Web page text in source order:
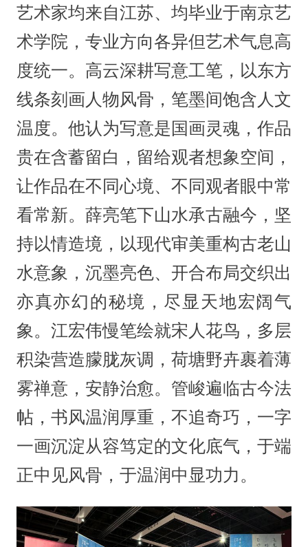
艺术家均来自江苏、均毕业于南京艺
术学院，专业方向各异但艺术气息高
度统一。高云深耕写意工笔，以东方
线条刻画人物风骨，笔墨间饱含人文
温度。他认为写意是国画灵魂，作品
贵在含蓄留白，留给观者想象空间，
让作品在不同心境、不同观者眼中常
看常新。薛亮笔下山水承古融今，坚
持以情造境，以现代审美重构古老山
水意象，沉墨亮色、开合布局交织出
亦真亦幻的秘境，尽显天地宏阔气
象。江宏伟慢笔绘就宋人花鸟，多层
积染营造朦胧灰调，荷塘野卉裹着薄
雾禅意，安静治愈。管峻遍临古今法
帖，书风温润厚重，不追奇巧，一字
一画沉淀从容笃定的文化底气，于端
正中见风骨，于温润中显功力。